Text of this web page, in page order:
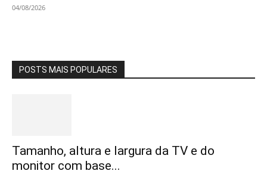
04/08/2026
POSTS MAIS POPULARES
Tamanho, altura e largura da TV e do
monitor com base...